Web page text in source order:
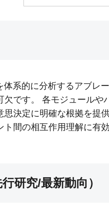
体系的に分析するアブレ
欠です。 各モジュール
思決定に明確な根拠を提
ト間の相互作用理解に有
研究/最新動向）